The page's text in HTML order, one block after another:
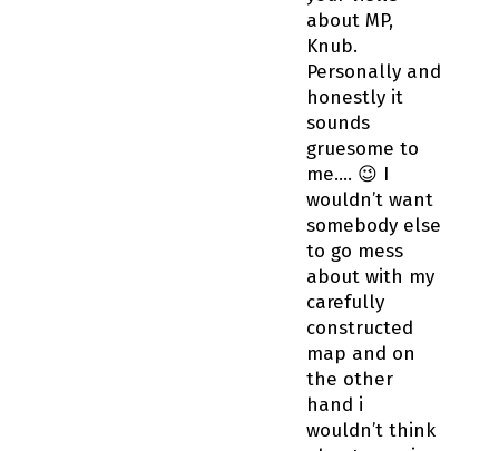
about MP,
Knub.
Personally and
honestly it
sounds
gruesome to
me…. 😉 I
wouldn’t want
somebody else
to go mess
about with my
carefully
constructed
map and on
the other
hand i
wouldn’t think